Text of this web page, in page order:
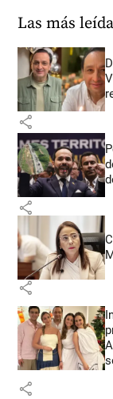
Las más
share
share
share
share